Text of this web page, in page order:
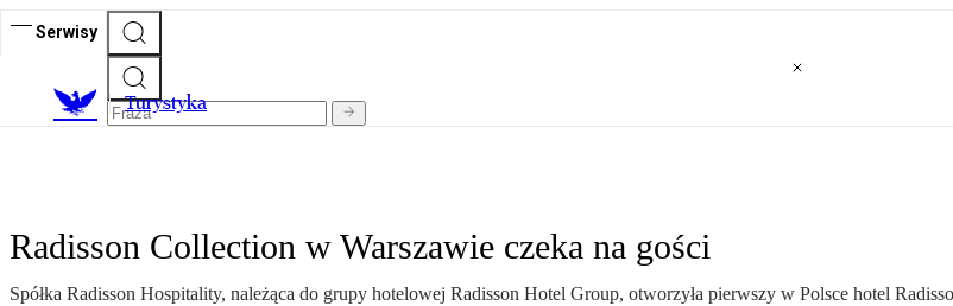
Serwisy
Turystyka
Radisson Collection w Warszawie czeka na gości
Spółka Radisson Hospitality, należąca do grupy hotelowej Radisson Hotel Group, otworzyła pierwszy w Polsce hotel